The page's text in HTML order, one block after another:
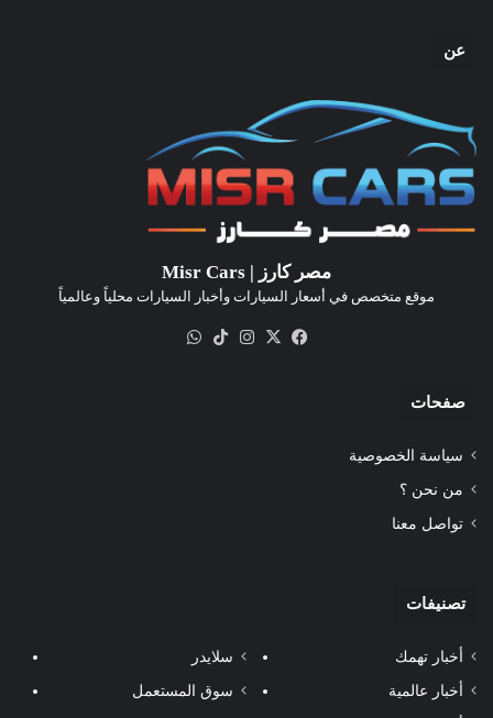
عن
مصر كارز | Misr Cars
موقع متخصص في أسعار السيارات وأخبار السيارات محلياً وعالمياً
فيسبوك
‫X انستقرام‫TikTok
صفحات
سياسة الخصوصية
من نحن ؟
تواصل معنا
تصنيفات
أخبار تهمك
أخبار عالمية
سلايدر
سوق المستعمل